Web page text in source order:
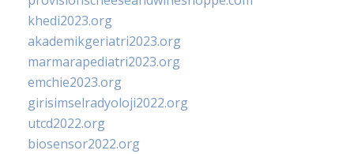
khedi2023.org
akademikgeriatri2023.org
marmarapediatri2023.org
emchie2023.org
girisimselradyoloji2022.org
utcd2022.org
biosensor2022.org